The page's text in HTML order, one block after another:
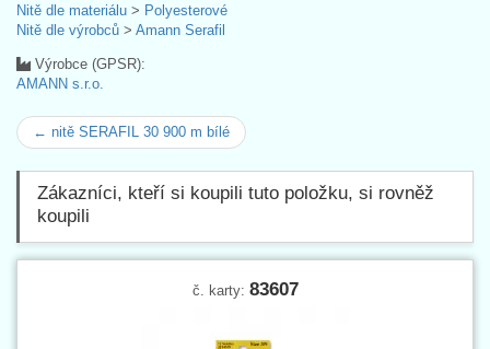
Nitě dle materiálu > Polyesterové
Nitě dle výrobců > Amann Serafil
Výrobce (GPSR):
AMANN s.r.o.
← nitě SERAFIL 30 900 m bílé
Zákazníci, kteří si koupili tuto položku, si rovněž
koupili
č. karty: 83607